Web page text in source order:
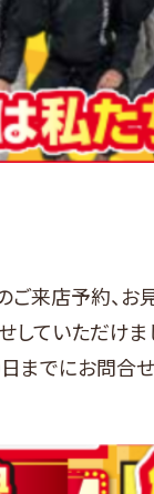
ご来店予約、
していただけ
までにお問合